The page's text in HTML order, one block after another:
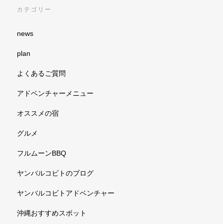
カテゴリー
news
plan
よくあるご質問
アドベンチャーメニュー
オススメの宿
グルメ
フルムーンBBQ
ヤンバルコビトのブログ
ヤンバルコビトアドベンチャー
沖縄おすすめスポット